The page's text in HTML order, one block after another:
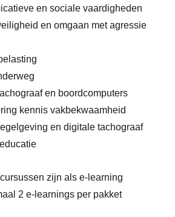
en sociale vaardigheden
en omgaan met agressie
en boordcomputers
kennis vakbekwaamheid
en digitale tachograaf
zijn als e-learning
2 e-learnings per pakket